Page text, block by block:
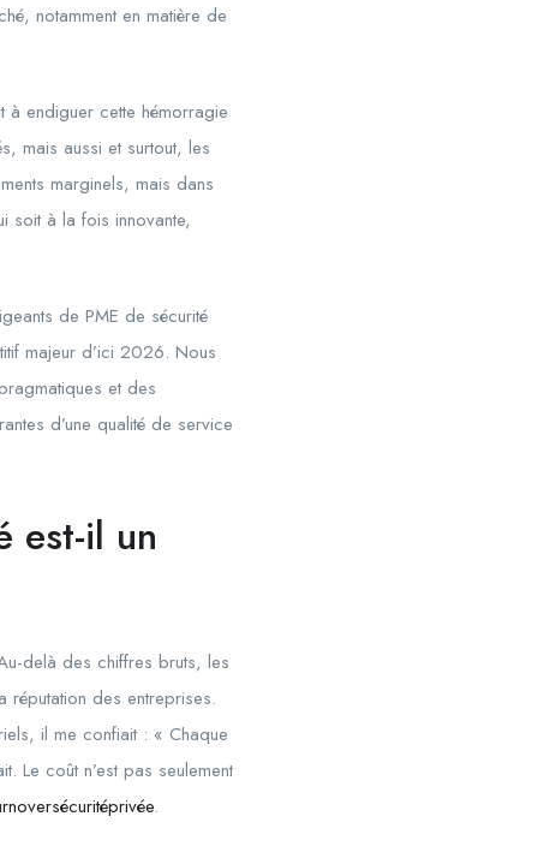
notamment en matière de
à endiguer cette hémorragie
mais aussi et surtout, les
marginels, mais dans
soit à la fois innovante,
de PME de sécurité
majeur d’ici 2026. Nous
et des
d’une qualité de service
est-il un
delà des chiffres bruts, les
réputation des entreprises.
il me confiait : « Chaque
Le coût n’est pas seulement
.